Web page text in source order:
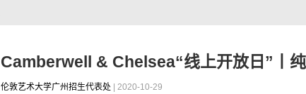
Camberwell & Chelsea“线上开放日”丨
伦敦艺术大学广州招生代表处 | 2020-10-29